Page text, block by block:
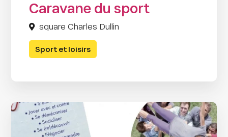
Caravane du sport
square Charles Dullin
Sport et loisirs